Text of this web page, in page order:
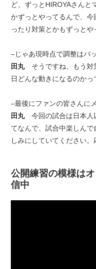
ど、ずっとHIROYAさんと
かずっとやってるんで、
ったり対策とかもずっとや
–じゃあ現時点で調整はバ
田丸 そうですね、もう
日どんな動きになるのかっ
–最後にファンの皆さんに
田丸今回の試合は日本
てなんで、試合中楽しん
しみにしていてください。
公開練習の模様は
信中